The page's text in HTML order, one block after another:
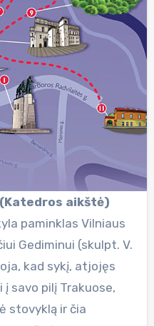
(Katedros aikštė)
paminklas Vilniaus
Gediminui (skulpt. V.
kad sykį, atjojęs
savo pilį Trakuose,
stovyklą ir čia